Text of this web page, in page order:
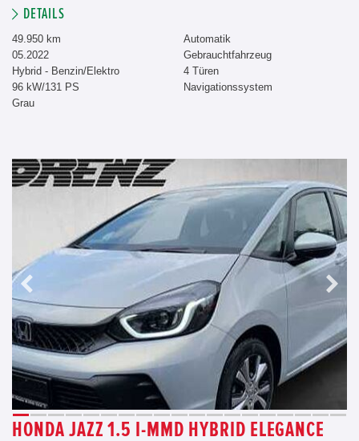
DETAILS
49.950 km
05.2022
Hybrid - Benzin/Elektro
96 kW/131 PS
Grau
Automatik
Gebrauchtfahrzeug
4 Türen
Navigationssystem
HONDA JAZZ 1.5 I-MMD HYBRID ELEGANCE